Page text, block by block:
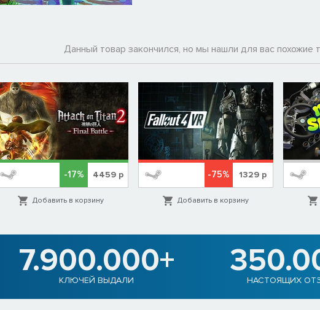
Данный товар закончился, но мы нашли для вас похожие
-17% 4459р
Добавить в корзину
-75% 1329 р
Добавить в корзину
7.900.000+
КЛЮЧЕЙ ВЫДАЛИ НАСТОЯЩИХ